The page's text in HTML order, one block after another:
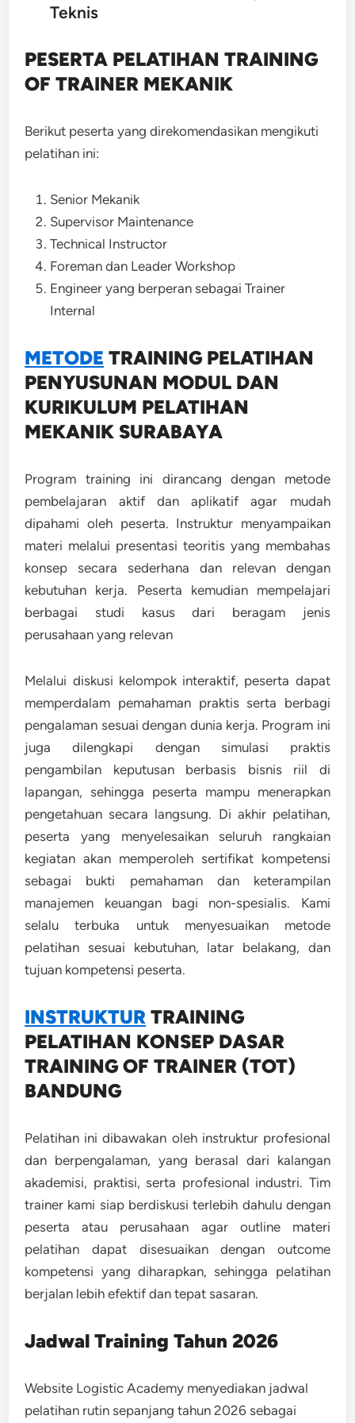
Teknis
PESERTA PELATIHAN TRAINING
OF TRAINER MEKANIK
Berikut peserta yang direkomendasikan mengikuti
pelatihan ini:
Senior Mekanik
Supervisor Maintenance
Technical Instructor
Foreman dan Leader Workshop
Engineer yang berperan sebagai Trainer
Internal
METODE TRAINING PELATIHAN
PENYUSUNAN MODUL DAN
KURIKULUM PELATIHAN
MEKANIK SURABAYA
Program training ini dirancang dengan metode
pembelajaran aktif dan aplikatif agar mudah
dipahami oleh peserta. Instruktur menyampaikan
materi melalui presentasi teoritis yang membahas
konsep secara sederhana dan relevan dengan
kebutuhan kerja. Peserta kemudian mempelajari
berbagai studi kasus dari beragam jenis
perusahaan yang relevan
Melalui diskusi kelompok interaktif, peserta dapat
memperdalam pemahaman praktis serta berbagi
pengalaman sesuai dengan dunia kerja. Program ini
juga dilengkapi dengan simulasi praktis
pengambilan keputusan berbasis bisnis riil di
lapangan, sehingga peserta mampu menerapkan
pengetahuan secara langsung. Di akhir pelatihan,
peserta yang menyelesaikan seluruh rangkaian
kegiatan akan memperoleh sertifikat kompetensi
sebagai bukti pemahaman dan keterampilan
manajemen keuangan bagi non-spesialis. Kami
selalu terbuka untuk menyesuaikan metode
pelatihan sesuai kebutuhan, latar belakang, dan
tujuan kompetensi peserta.
INSTRUKTUR TRAINING
PELATIHAN KONSEP DASAR
TRAINING OF TRAINER (TOT)
BANDUNG
Pelatihan ini dibawakan oleh instruktur profesional
dan berpengalaman, yang berasal dari kalangan
akademisi, praktisi, serta profesional industri. Tim
trainer kami siap berdiskusi terlebih dahulu dengan
peserta atau perusahaan agar outline materi
pelatihan dapat disesuaikan dengan outcome
kompetensi yang diharapkan, sehingga pelatihan
berjalan lebih efektif dan tepat sasaran.
Jadwal Training Tahun 2026
Website Logistic Academy menyediakan jadwal
pelatihan rutin sepanjang tahun 2026 sebagai